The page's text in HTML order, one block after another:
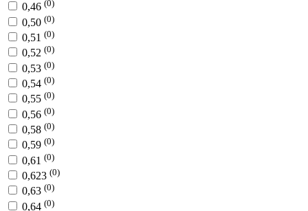
0,46 (0)
0,50 (0)
0,51 (0)
0,52 (0)
0,53 (0)
0,54 (0)
0,55 (0)
0,56 (0)
0,58 (0)
0,59 (0)
0,61 (0)
0,623 (0)
0,63 (0)
0,64 (0)